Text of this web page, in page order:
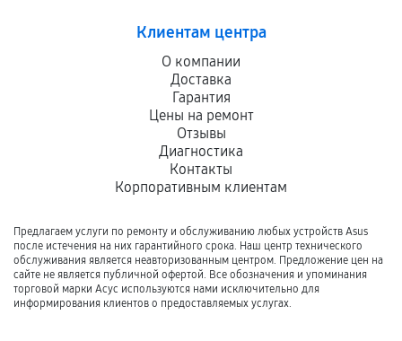
Клиентам центра
О компании
Доставка
Гарантия
Цены на ремонт
Отзывы
Диагностика
Контакты
Корпоративным клиентам
Предлагаем услуги по ремонту и обслуживанию любых устройств Asus
после истечения на них гарантийного срока. Наш центр технического
обслуживания является неавторизованным центром. Предложение цен на
сайте не является публичной офертой. Все обозначения и упоминания
торговой марки Асус используются нами исключительно для
информирования клиентов о предоставляемых услугах.